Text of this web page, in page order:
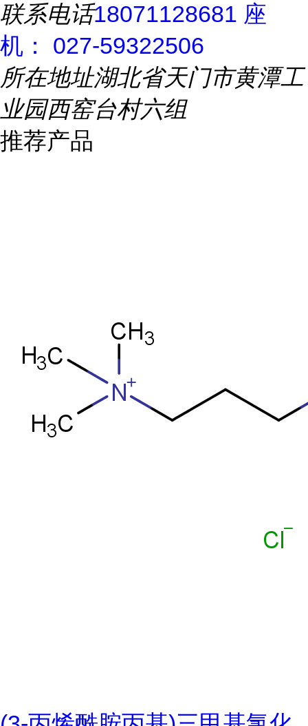
联系电话18071128681 座
机： 027-59322506
所在地址湖北省天门市黄潭工
业园西窑台村六组
推荐产品